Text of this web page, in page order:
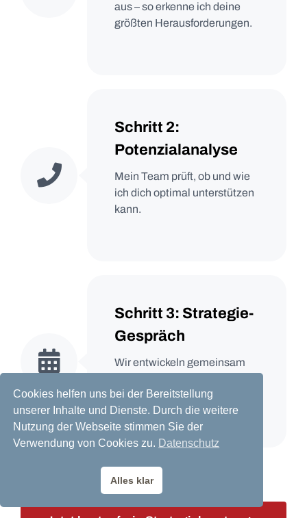
aus – so erkenne ich deine
größten Herausforderungen.
Schritt 2:
Potenzialanalyse
Mein Team prüft, ob und wie
ich dich optimal unterstützen
kann.
Schritt 3: Strategie-
Gespräch
Wir entwickeln gemeinsam
deine Ziele erreichst.
Cookies helfen uns bei der Bereitstellung
unserer Inhalte und Dienste. Durch die weitere
Nutzung der Webseite stimmen Sie der
Verwendung von Cookies zu. Datenschutz
Alles klar